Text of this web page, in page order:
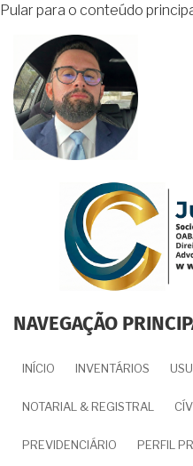
Pular para o conteúdo
NAVEGAÇÃO
INÍCIO INVENTÁRIOS
NOTARIAL & REGISTRAL
PREVIDENCIÁRIO PERFIL